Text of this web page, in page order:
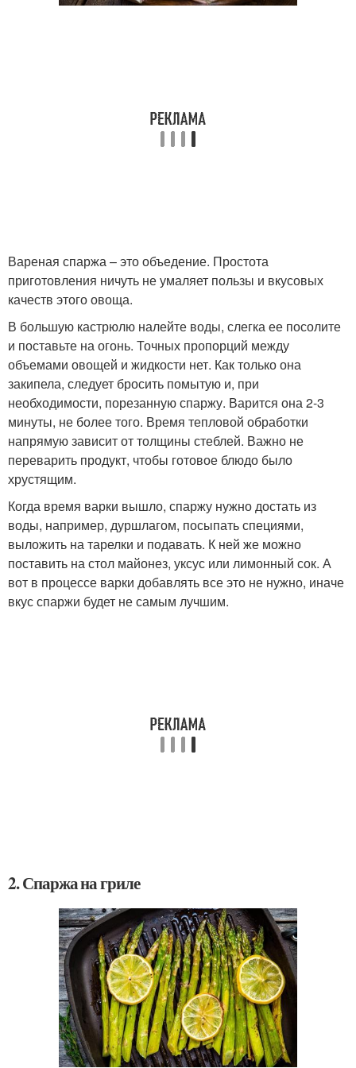
Вареная спаржа – это объедение. Простота
приготовления ничуть не умаляет пользы и вкусовых
качеств этого овоща.
В большую кастрюлю налейте воды, слегка ее посолите
и поставьте на огонь. Точных пропорций между
объемами овощей и жидкости нет. Как только она
закипела, следует бросить помытую и, при
необходимости, порезанную спаржу. Варится она 2-3
минуты, не более того. Время тепловой обработки
напрямую зависит от толщины стеблей. Важно не
переварить продукт, чтобы готовое блюдо было
хрустящим.
Когда время варки вышло, спаржу нужно достать из
воды, например, дуршлагом, посыпать специями,
выложить на тарелки и подавать. К ней же можно
поставить на стол майонез, уксус или лимонный сок. А
вот в процессе варки добавлять все это не нужно, иначе
вкус спаржи будет не самым лучшим.
2. Спаржа на гриле